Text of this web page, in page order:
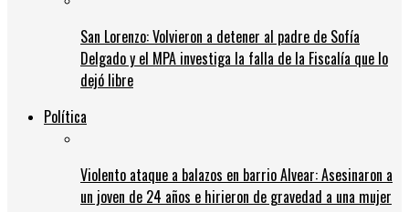
San Lorenzo: Volvieron a detener al padre de Sofía
Delgado y el MPA investiga la falla de la Fiscalía que lo
dejó libre
Política
Violento ataque a balazos en barrio Alvear: Asesinaron a
un joven de 24 años e hirieron de gravedad a una mujer